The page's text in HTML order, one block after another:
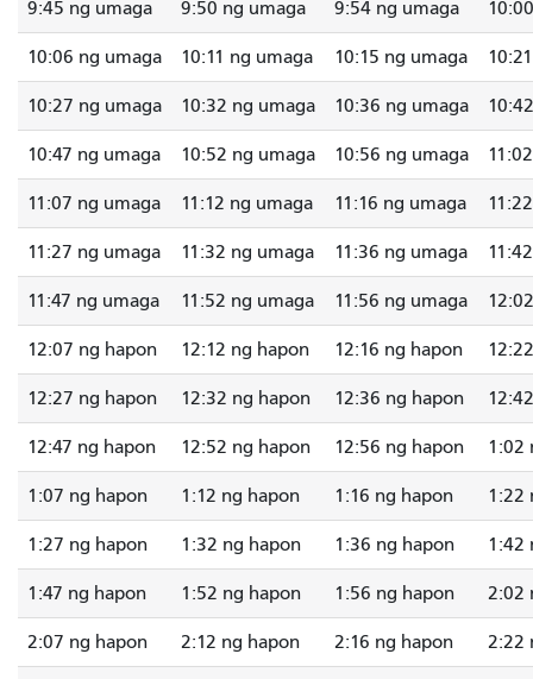
9:45 ng umaga 9:50 ng umaga 9:54 ng umaga
10:06 ng umaga 10:11 ng umaga 10:15 ng umaga
10:27 ng umaga 10:32 ng umaga 10:36 ng umaga
10:47 ng umaga 10:52 ng umaga 10:56 ng umaga
11:07 ng umaga 11:12 ng umaga 11:16 ng umaga
11:27 ng umaga 11:32 ng umaga 11:36 ng umaga
11:47 ng umaga 11:52 ng umaga 11:56 ng umaga
12:07 ng hapon 12:12 ng hapon 12:16 ng hapon
12:27 ng hapon 12:32 ng hapon 12:36 ng hapon
12:47 ng hapon 12:52 ng hapon 12:56 ng hapon 1:02
1:07 ng hapon 1:12 ng hapon 1:16 ng hapon 1:22
1:27 ng hapon 1:32 ng hapon 1:36 ng hapon 1:42
1:47 ng hapon 1:52 ng hapon 1:56 ng hapon 2:02
2:07 ng hapon 2:12 ng hapon 2:16 ng hapon 2:22